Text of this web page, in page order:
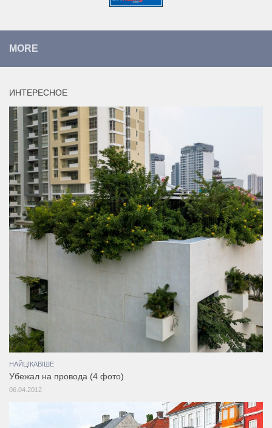
MORE
ИНТЕРЕСНОЕ
НАЙЦІКАВІШЕ
Убежал на провода (4 фото)
06.04.2012